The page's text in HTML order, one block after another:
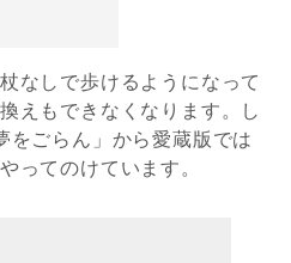
なしで歩けるようになって
えもできなくなります。し
をごらん」から愛蔵版では
ってのけています。